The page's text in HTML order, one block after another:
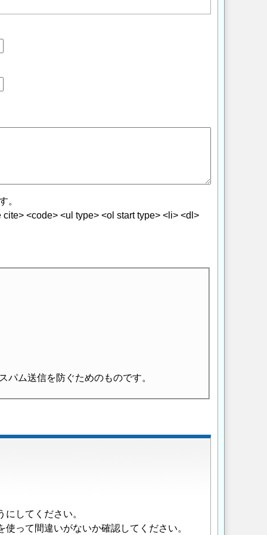
。
<code> <ul type> <ol start type> <li> <dl>
ム送信を防ぐためのものです。
してください。
って間違いがないか確認してください。